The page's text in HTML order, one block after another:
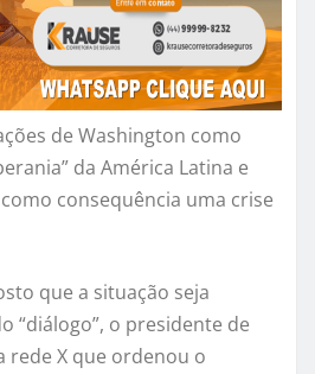
de Washington como
da América Latina e
consequência uma crise
que a situação seja
“diálogo”, o presidente de
rede X que ordenou o